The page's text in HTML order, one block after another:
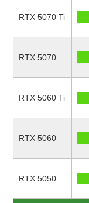
RTX 5070 Ti
RTX 5070
RTX 5060 Ti
RTX 5060
RTX 5050